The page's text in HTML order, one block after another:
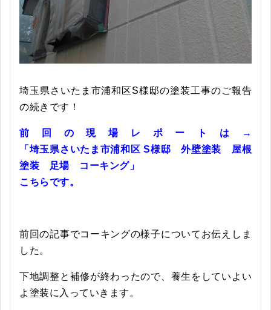
埼玉県さいたま市浦和区S様邸の塗装工事のご報告
の続きです！
前回の現場レポートは→
「埼玉県さいたま市浦和区 S様邸 外壁塗装 屋根
塗装 足場 コーキング」
こちらです。
前回の記事でコーキングの様子についてお伝えしま
した。
下地調整と補修が終わったので、養生をしていよい
よ塗装に入っていきます。